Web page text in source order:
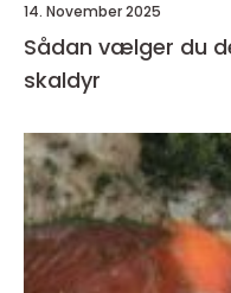
14. November 2025
Sådan vælger du
skaldyr